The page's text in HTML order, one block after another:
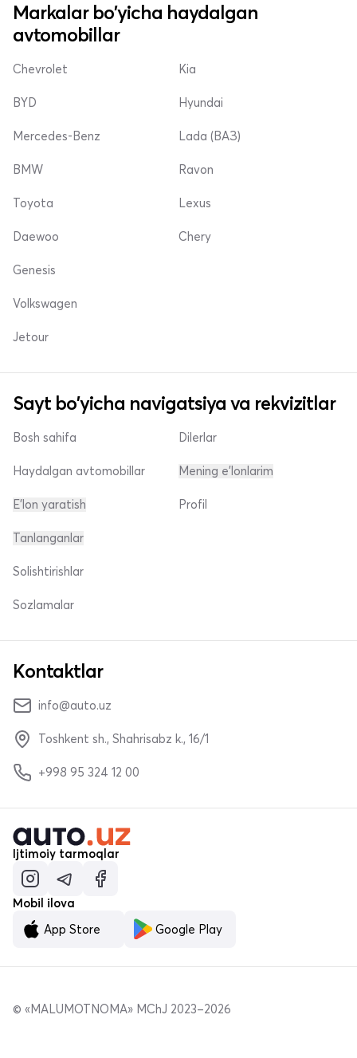
Markalar bo'yicha haydalgan
avtomobillar
Chevrolet
BYD
Mercedes-Benz
Kia
Hyundai
Lada (ВАЗ)
BMW
Toyota
Daewoo
Ravon
Lexus
Chery
Genesis
Volkswagen
Jetour
Sayt bo'yicha navigatsiya va rekvizitlar
Bosh sahifa
Haydalgan avtomobillar
E'lon yaratish
Dilerlar
Mening e'lonlarim
Profil
Tanlanganlar
Solishtirishlar
Sozlamalar
Kontaktlar
info@auto.uz
Toshkent sh., Shahrisabz k., 16/1
+998 95 324 12 00
Ijtimoiy tarmoqlar
Mobil ilova
App Store
Google Play
© «MALUMOTNOMA» MChJ 2023–2026